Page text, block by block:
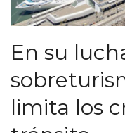
En su
limita los